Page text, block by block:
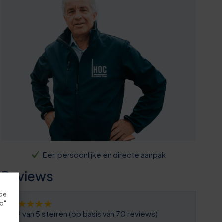
Een persoonlijke en directe aanpak
Reviews
4,9 van 5 sterren (op basis van 70 reviews)